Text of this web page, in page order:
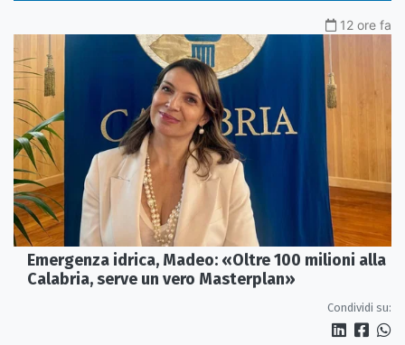
12 ore fa
Emergenza idrica, Madeo: «Oltre 100 milioni alla
Calabria, serve un vero Masterplan»
Condividi su: